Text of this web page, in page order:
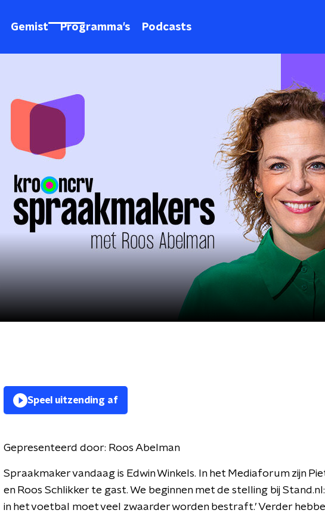
Gemist Programma's Podcasts
Speel uitzending af
Gepresenteerd door: Roos Abelman
Spraakmaker vandaag is Edwin Winkels. In het Mediaforum zijn
en Roos Schlikker te gast. We beginnen met de stelling bij
in het voetbal moet veel zwaarder worden bestraft.’ Verder